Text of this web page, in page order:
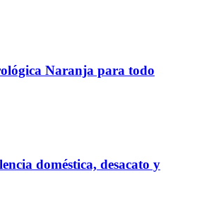
Naranja para todo
doméstica, desacato y